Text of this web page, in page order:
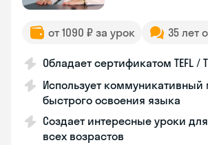
от 1090 ₽ за урок 35 лет
Обладает сертификатом TEFL /
Использует коммуникативный
быстрого освоения языка
Создает интересные уроки
всех возрастов